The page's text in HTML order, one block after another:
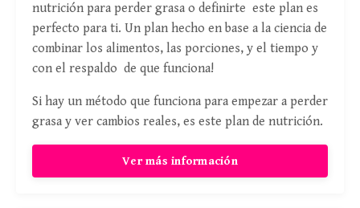
nutrición para perder grasa o definirte este plan es
perfecto para ti. Un plan hecho en base a la ciencia de
combinar los alimentos, las porciones, y el tiempo y
con el respaldo de que funciona!
Si hay un método que funciona para empezar a perder
grasa y ver cambios reales, es este plan de nutrición.
Ver más información